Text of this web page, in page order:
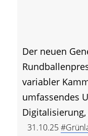
Der neuen
variabler
umfassendes
31.10.25